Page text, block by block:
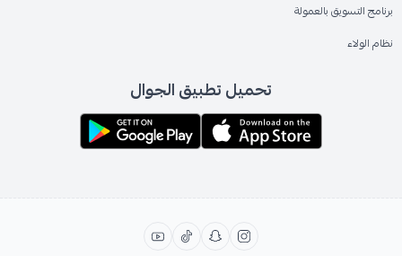
برنامج التسويق بالعمولة
نظام الولاء
تحميل تطبيق الجوال